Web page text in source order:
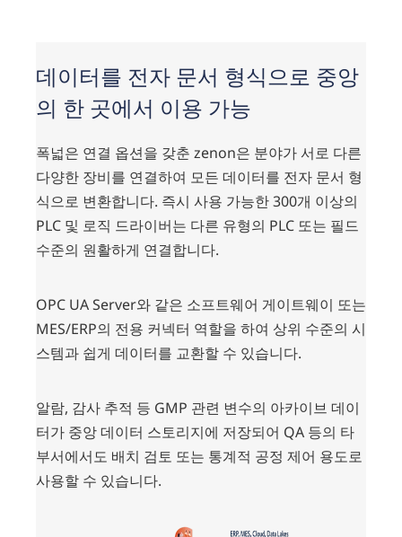
데이터를 전자 문서 형식으로 중앙
의 한 곳에서 이용 가능
폭넓은 연결 옵션을 갖춘 zenon은 분야가 서로 다른
다양한 장비를 연결하여 모든 데이터를 전자 문서 형
식으로 변환합니다. 즉시 사용 가능한 300개 이상의
PLC 및 로직 드라이버는 다른 유형의 PLC 또는 필드
수준의 원활하게 연결합니다.
OPC UA Server와 같은 소프트웨어 게이트웨이 또는
MES/ERP의 전용 커넥터 역할을 하여 상위 수준의 시
스템과 쉽게 데이터를 교환할 수 있습니다.
알람, 감사 추적 등 GMP 관련 변수의 아카이브 데이
터가 중앙 데이터 스토리지에 저장되어 QA 등의 타
부서에서도 배치 검토 또는 통계적 공정 제어 용도로
사용할 수 있습니다.